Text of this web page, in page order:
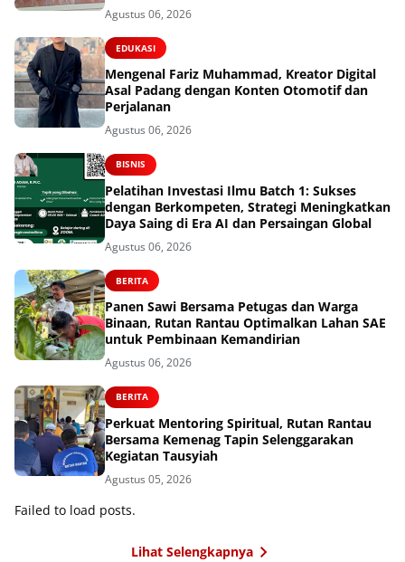
Putusan Banding
Agustus 06, 2026
EDUKASI
Mengenal Fariz Muhammad, Kreator Digital
Asal Padang dengan Konten Otomotif dan
Perjalanan
Agustus 06, 2026
BISNIS
Pelatihan Investasi Ilmu Batch 1: Sukses
dengan Berkompeten, Strategi Meningkatkan
Daya Saing di Era AI dan Persaingan Global
Agustus 06, 2026
BERITA
Panen Sawi Bersama Petugas dan Warga
Binaan, Rutan Rantau Optimalkan Lahan SAE
untuk Pembinaan Kemandirian
Agustus 06, 2026
BERITA
Perkuat Mentoring Spiritual, Rutan Rantau
Bersama Kemenag Tapin Selenggarakan
Kegiatan Tausyiah
Agustus 05, 2026
Failed to load posts.
Lihat Selengkapnya